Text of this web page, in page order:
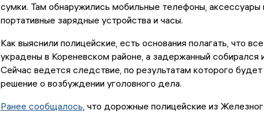
сумки. Там обнаружились мобильные телефоны, аксессуары
портативные зарядные устройства и часы.
Как выяснили полицейские, есть основания полагать, что
украдены в Кореневском районе, а задержанный собирался
Сейчас ведется следствие, по результатам которого будет
решение о возбуждении уголовного дела.
Ранее сообщалось, что дорожные полицейские из